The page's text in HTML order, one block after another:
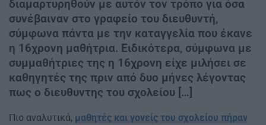
διαμαρτυρηθούν με αυτόν τον τρόπο για όσα
συνέβαιναν στο γραφείο του διευθυντή,
σύμφωνα πάντα με την καταγγελία που έκανε
η 16χρονη μαθήτρια. Ειδικότερα, σύμφωνα με
συμμαθήτριες της η 16χρονη είχε μιλήσει σε
καθηγητές της πριν από δυο μήνες λέγοντας
πως ο διευθυντης του σχολείου […]
Πιο αναλυτικά, μαθητές και γονείς του σχολείου πήραν